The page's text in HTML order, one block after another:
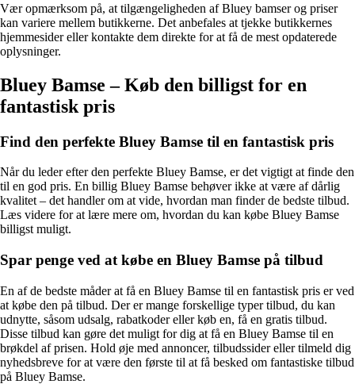
Vær opmærksom på, at tilgængeligheden af Bluey bamser og priser
kan variere mellem butikkerne. Det anbefales at tjekke butikkernes
hjemmesider eller kontakte dem direkte for at få de mest opdaterede
oplysninger.
Bluey Bamse – Køb den billigst for en
fantastisk pris
Find den perfekte Bluey Bamse til en fantastisk pris
Når du leder efter den perfekte Bluey Bamse, er det vigtigt at finde den
til en god pris. En billig Bluey Bamse behøver ikke at være af dårlig
kvalitet – det handler om at vide, hvordan man finder de bedste tilbud.
Læs videre for at lære mere om, hvordan du kan købe Bluey Bamse
billigst muligt.
Spar penge ved at købe en Bluey Bamse på tilbud
En af de bedste måder at få en Bluey Bamse til en fantastisk pris er ved
at købe den på tilbud. Der er mange forskellige typer tilbud, du kan
udnytte, såsom udsalg, rabatkoder eller køb en, få en gratis tilbud.
Disse tilbud kan gøre det muligt for dig at få en Bluey Bamse til en
brøkdel af prisen. Hold øje med annoncer, tilbudssider eller tilmeld dig
nyhedsbreve for at være den første til at få besked om fantastiske tilbud
på Bluey Bamse.